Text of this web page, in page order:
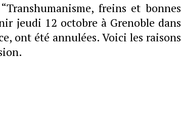
freins et bonnes
jeudi 12 octobre à Grenoble dans
ont été annulées. Voici les raisons